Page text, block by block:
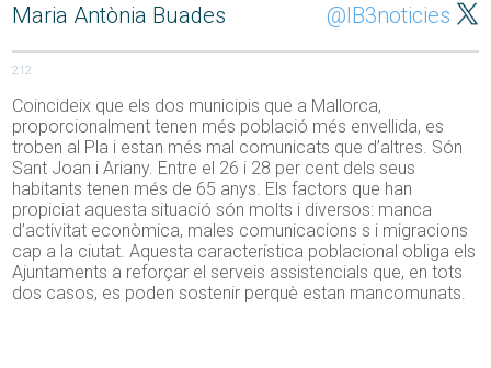
Maria Antònia Buades @IB3noticies
212
Coincideix que els dos municipis que a Mallorca,
proporcionalment tenen més població més envellida, es
troben al Pla i estan més mal comunicats que d’altres. Són
Sant Joan i Ariany. Entre el 26 i 28 per cent dels seus
habitants tenen més de 65 anys. Els factors que han
propiciat aquesta situació són molts i diversos: manca
d’activitat econòmica, males comunicacions s i migracions
cap a la ciutat. Aquesta característica poblacional obliga els
Ajuntaments a reforçar el serveis assistencials que, en tots
dos casos, es poden sostenir perquè estan mancomunats.